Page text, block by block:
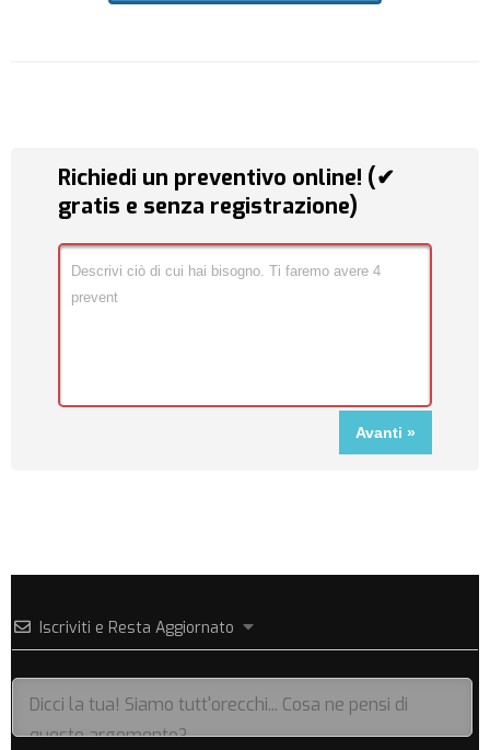
Richiedi un preventivo online! (✔
gratis e senza registrazione)
Iscriviti e Resta Aggiornato